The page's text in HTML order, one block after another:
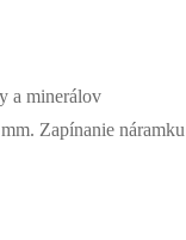
a minerálov
Zapínanie náramku